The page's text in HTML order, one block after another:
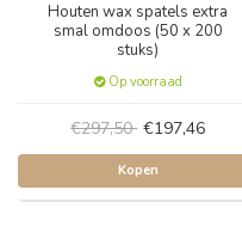
Houten wax spatels extra
smal omdoos (50 x 200
stuks)
Op voorraad
€297,50 €197,46
Kopen